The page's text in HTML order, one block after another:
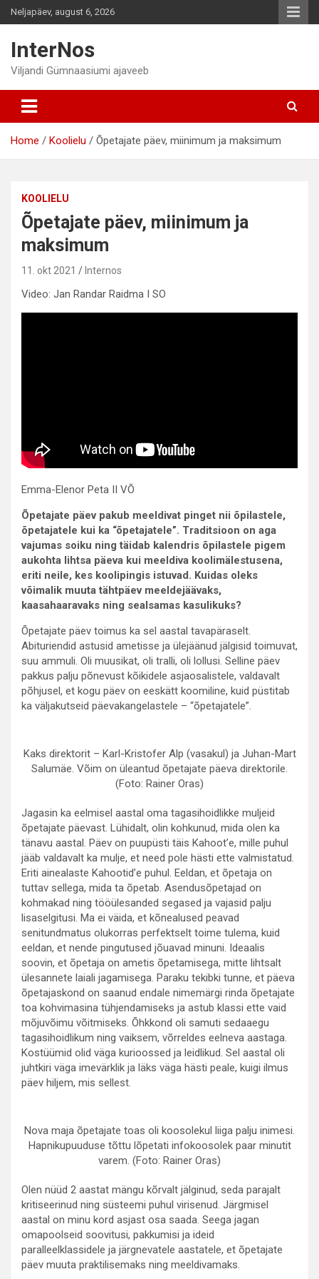
Skip
to
Neljapäev, august 6, 2026
InterNos
Viljandi Gümnaasiumi ajaveeb
Home Koolielu Õpetajate päev, miinimum ja maksimum
KOOLIELU
Õpetajate päev, miinimum ja
maksimum
11. okt 2021 Internos
Video: Jan Randar Raidma I SO
Emma-Elenor Peta II VÕ
Õpetajate päev pakub meeldivat pinget nii õpilastele,
õpetajatele kui ka “õpetajatele”. Traditsioon on aga
vajumas soiku ning täidab kalendris õpilastele pigem
aukohta lihtsa päeva kui meeldiva koolimälestusena,
eriti neile, kes koolipingis istuvad. Kuidas oleks
võimalik muuta tähtpäev meeldejäävaks,
kaasahaaravaks ning sealsamas kasulikuks?
Õpetajate päev toimus ka sel aastal tavapäraselt.
Abituriendid astusid ametisse ja ülejäänud jälgisid toimuvat,
suu ammuli. Oli muusikat, oli tralli, oli lollusi. Selline päev
pakkus palju põnevust kõikidele asjaosalistele, valdavalt
põhjusel, et kogu päev on eeskätt koomiline, kuid püstitab
ka väljakutseid päevakangelastele – “õpetajatele”.
Kaks direktorit – Karl-Kristofer Alp (vasakul) ja Juhan-Mart
Salumäe. Võim on üleantud õpetajate päeva direktorile.
(Foto: Rainer Oras)
Jagasin ka eelmisel aastal oma tagasihoidlikke muljeid
õpetajate päevast. Lühidalt, olin kohkunud, mida olen ka
tänavu aastal. Päev on puupüsti täis Kahoot’e, mille puhul
jääb valdavalt ka mulje, et need pole hästi ette valmistatud.
Eriti ainealaste Kahootid’e puhul. Eeldan, et õpetaja on
tuttav sellega, mida ta õpetab. Asendusõpetajad on
kohmakad ning tööülesanded segased ja vajasid palju
lisaselgitusi. Ma ei väida, et kõnealused peavad
senitundmatus olukorras perfektselt toime tulema, kuid
eeldan, et nende pingutused jõuavad minuni. Ideaalis
soovin, et õpetaja on ametis õpetamisega, mitte lihtsalt
ülesannete laiali jagamisega. Paraku tekibki tunne, et päeva
õpetajaskond on saanud endale nimemärgi rinda õpetajate
toa kohvimasina tühjendamiseks ja astub klassi ette vaid
mõjuvõimu võitmiseks. Õhkkond oli samuti sedaaegu
tagasihoidlikum ning vaiksem, võrreldes eelneva aastaga.
Kostüümid olid väga kurioossed ja leidlikud. Sel aastal oli
juhtkiri väga imevärklik ja läks väga hästi peale, kuigi ilmus
päev hiljem, mis sellest.
Nova maja õpetajate toas oli koosolekul liiga palju inimesi.
Hapnikupuuduse tõttu lõpetati infokoosolek paar minutit
varem. (Foto: Rainer Oras)
Olen nüüd 2 aastat mängu kõrvalt jälginud, seda parajalt
kritiseerinud ning süsteemi puhul virisenud. Järgmisel
aastal on minu kord asjast osa saada. Seega jagan
omapoolseid soovitusi, pakkumisi ja ideid
paralleelklassidele ja järgnevatele aastatele, et õpetajate
päev muuta praktilisemaks ning meeldivamaks.